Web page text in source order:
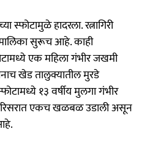
स्फोटामुळे हादरला. रत्नागिरी
मालिका सुरूच आहे. काही
एक महिला गंभीर जखमी
खेड तालुक्यातील मुरडे
१३ वर्षीय मुलगा गंभीर
एकच खळबळ उडाली असून